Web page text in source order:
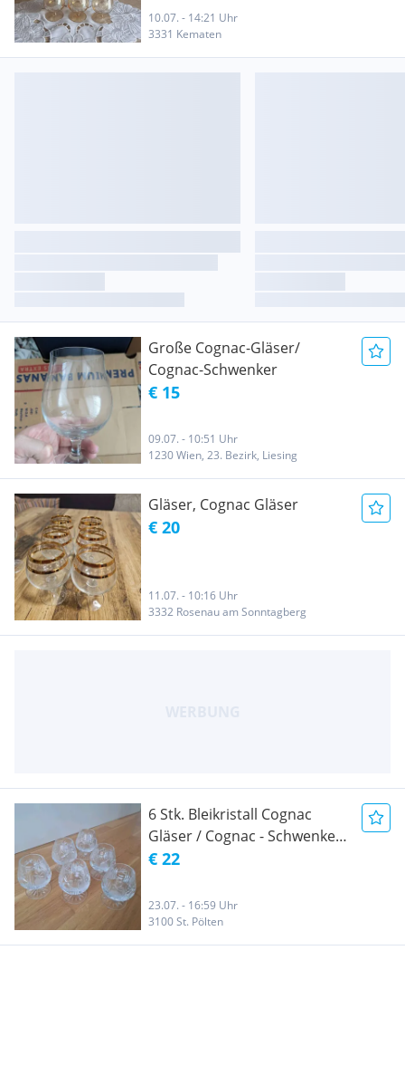
Cognac Gläser kaufen /
Vintage Gläser kaufen
10.07. - 14:21 Uhr
3331 Kematen
Große Cognac-Gläser/
Cognac-Schwenker
€ 15
09.07. - 10:51 Uhr
1230 Wien, 23. Bezirk, Liesing
Gläser, Cognac Gläser
€ 20
11.07. - 10:16 Uhr
3332 Rosenau am Sonntagberg
6 Stk. Bleikristall Cognac
Gläser / Cognac - Schwenker
/ Whiskey Glas (Vintage)
€ 22
23.07. - 16:59 Uhr
3100 St. Pölten